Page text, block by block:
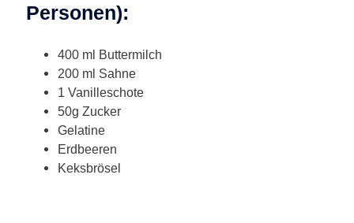
Personen):
400 ml Buttermilch
200 ml Sahne
1 Vanilleschote
50g Zucker
Gelatine
Erdbeeren
Keksbrösel